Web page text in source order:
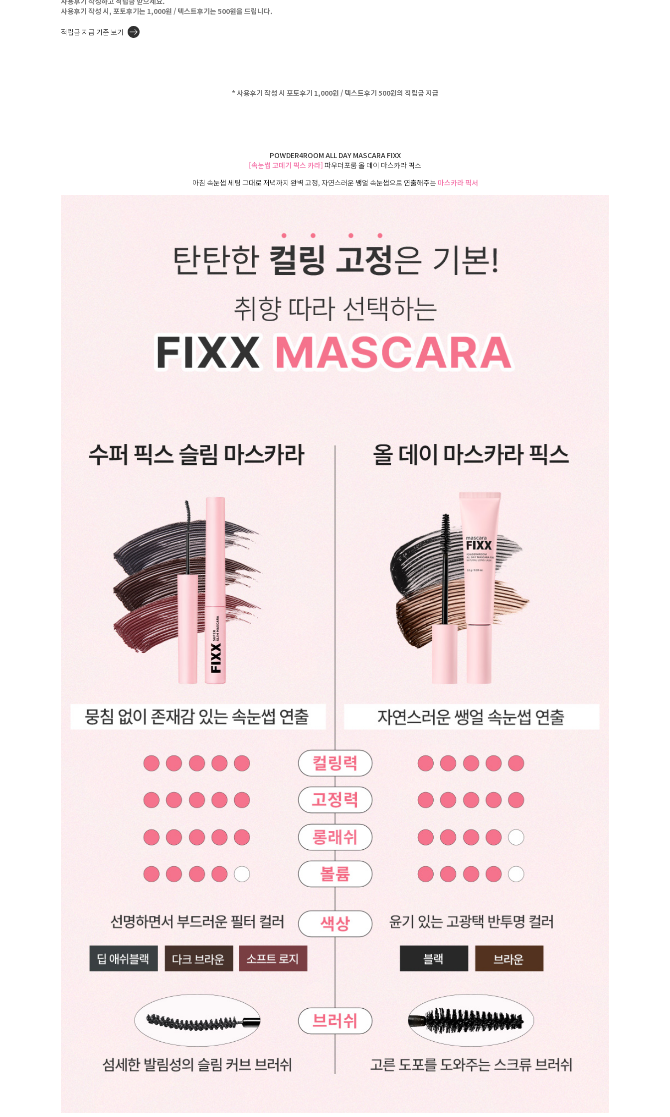
사용후기 작성 시, 포토후기는 1,000원 / 텍스트후기는 500원을 드립니다.
적립금 지급 기준 보기
* 사용후기 작성 시 포토후기 1,000원 / 텍스트후기 500원의 적립금 지급
POWDER4ROOM ALL DAY MASCARA FIXX
[속눈썹 고데기 픽스 카라] 파우더포룸 올 데이 마스카라 픽스
아침 속눈썹 세팅 그대로 저녁까지 완벽 고정, 자연스러운 쌩얼 속눈썹으로 연출해주는 마스카라 픽서